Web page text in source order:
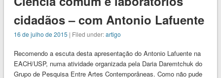
cidadãos – com Antonio Lafuente
16 de julho de 2015 | Filed under:artigo
Recomendo a escuta desta apresentação do Antonio Lafuente na
EACH/USP, numa atividade organizada pela Daria Daremtchuk do
Grupo de Pesquisa Entre Artes Contemporâneas. Como não pude